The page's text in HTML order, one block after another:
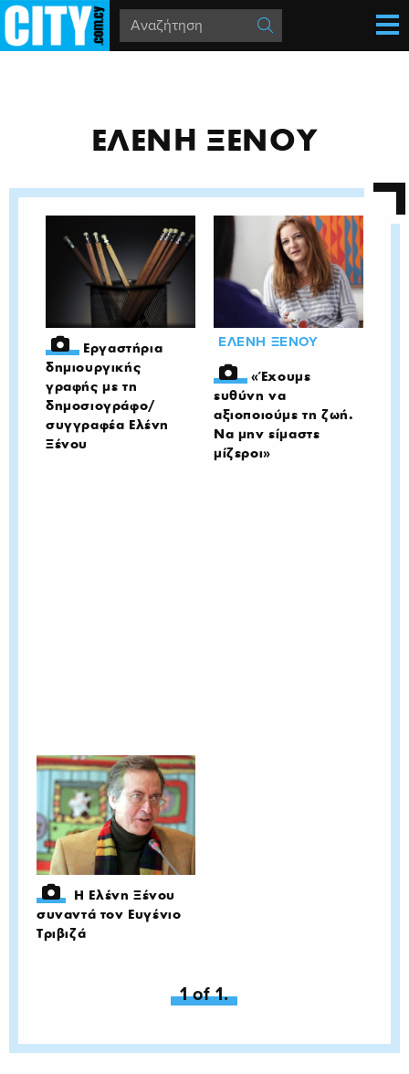
ΕΛΕΝΗ ΞΕΝΟΥ
Εργαστήρια
δημιουργικής
γραφής με τη
δημοσιογράφο/
συγγραφέα Ελένη
Ξένου
ΕΛΕΝΗ ΞΕΝΟΥ
«Έχουμε
ευθύνη να
αξιοποιούμε τη ζωή.
Να μην είμαστε
μίζεροι»
Η Ελένη Ξένου
συναντά τον Ευγένιο
Τριβιζά
You're on page
1 of 1.